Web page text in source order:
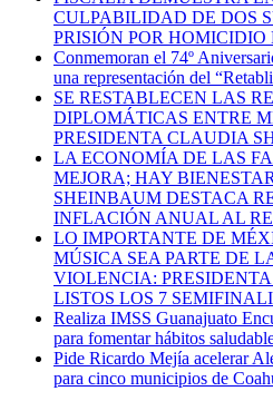
CULPABILIDAD DE DOS
PRISIÓN POR HOMICIDIO
Conmemoran el 74º
una representación del
SE RESTABLECEN LAS
DIPLOMÁTICAS ENTRE
PRESIDENTA CLAUDIA
LA ECONOMÍA DE LAS
MEJORA; HAY
SHEINBAUM DESTACA
INFLACIÓN ANUAL AL
LO IMPORTANTE DE
MÚSICA SEA PARTE DE
VIOLENCIA:
LISTOS LOS 7
Realiza IMSS Guanajuato
para fomentar hábitos
Pide Ricardo Mejía acelerar
para cinco municipios de